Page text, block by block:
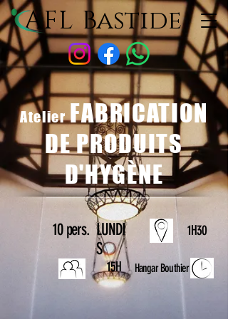
AFL Bastide
AtelierFABRICATION
DE PRODUITS
D'HYGÈNE
10 pers. 1H30
15H
LUNDI
S
Hangar Bouthier